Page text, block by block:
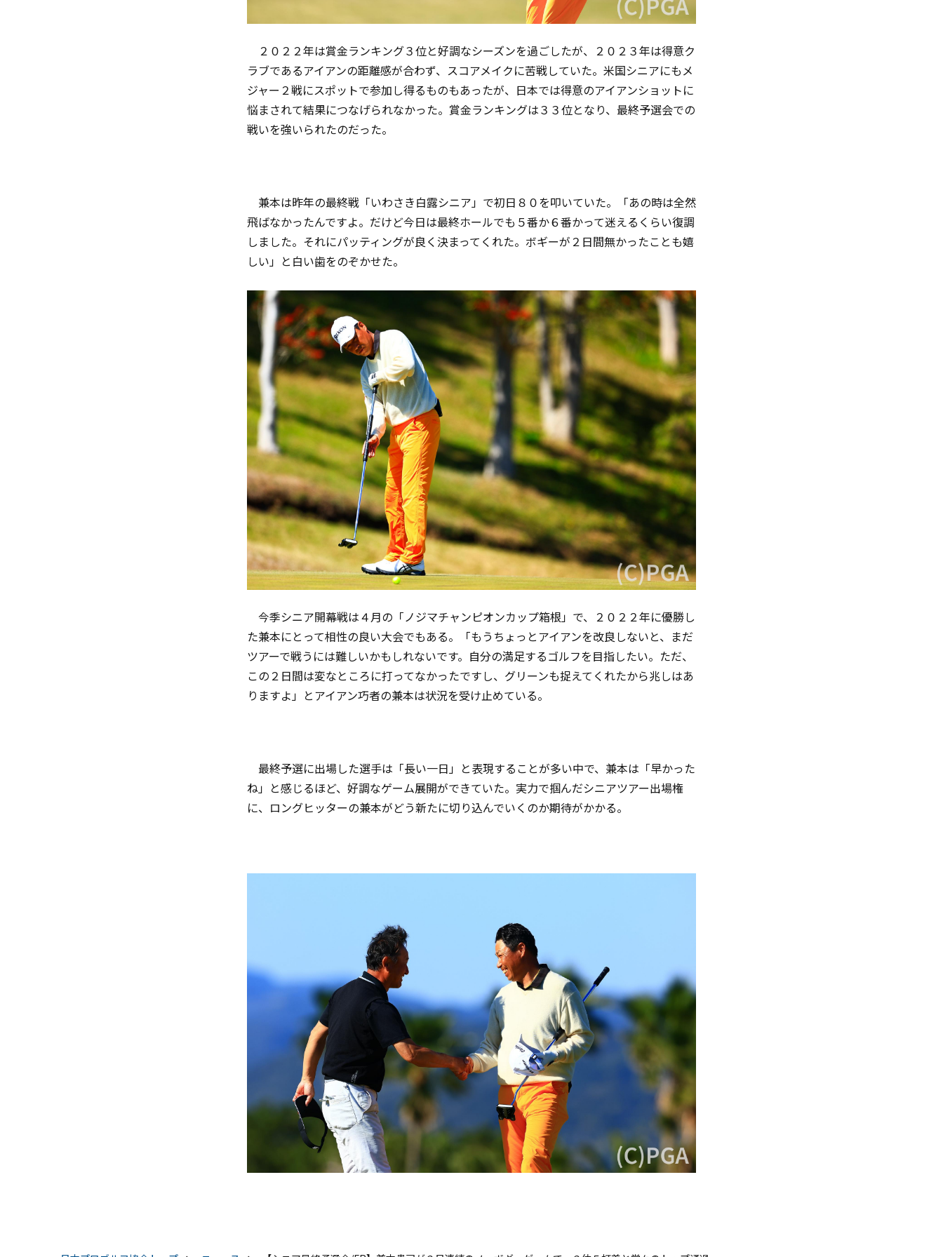
２０２２年は賞金ランキング３位と好調なシーズンを過ごしたが、２０２３年は得意ク
ラブであるアイアンの距離感が合わず、スコアメイクに苦戦していた。米国シニアにもメ
ジャー２戦にスポットで参加し得るものもあったが、日本では得意のアイアンショットに
悩まされて結果につなげられなかった。賞金ランキングは３３位となり、最終予選会での
戦いを強いられたのだった。
兼本は昨年の最終戦「いわさき白露シニア」で初日８０を叩いていた。「あの時は全然
飛ばなかったんですよ。だけど今日は最終ホールでも５番か６番かって迷えるくらい復調
しました。それにパッティングが良く決まってくれた。ボギーが２日間無かったことも嬉
しい」と白い歯をのぞかせた。
今季シニア開幕戦は４月の「ノジマチャンピオンカップ箱根」で、２０２２年に優勝し
た兼本にとって相性の良い大会でもある。「もうちょっとアイアンを改良しないと、まだ
ツアーで戦うには難しいかもしれないです。自分の満足するゴルフを目指したい。ただ、
この２日間は変なところに打ってなかったですし、グリーンも捉えてくれたから兆しはあ
りますよ」とアイアン巧者の兼本は状況を受け止めている。
最終予選に出場した選手は「長い一日」と表現することが多い中で、兼本は「早かった
ね」と感じるほど、好調なゲーム展開ができていた。実力で掴んだシニアツアー出場権
に、ロングヒッターの兼本がどう新たに切り込んでいくのか期待がかかる。